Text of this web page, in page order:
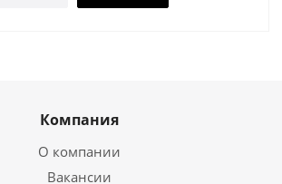
Компания
О компании
Вакансии